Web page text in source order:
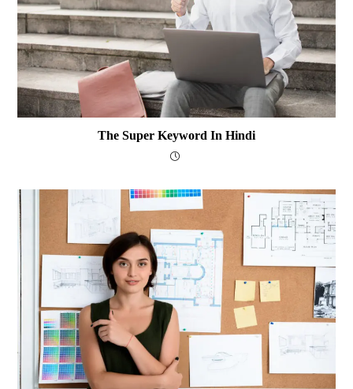
The Super Keyword In Hindi